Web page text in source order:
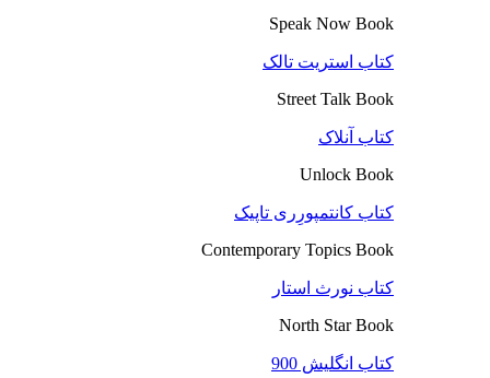
Speak Now Book
کتاب استریت تالک
Street Talk Book
کتاب آنلاک
Unlock Book
کتاب کانتمپورِری تاپیک
Contemporary Topics Book
کتاب نورث استار
North Star Book
کتاب انگلیش 900